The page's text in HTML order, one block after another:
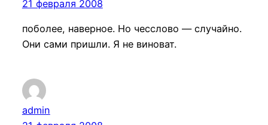
21 февраля 2008
поболее, наверное. Но чесслово — случайно.
Они сами пришли. Я не виноват.
admin